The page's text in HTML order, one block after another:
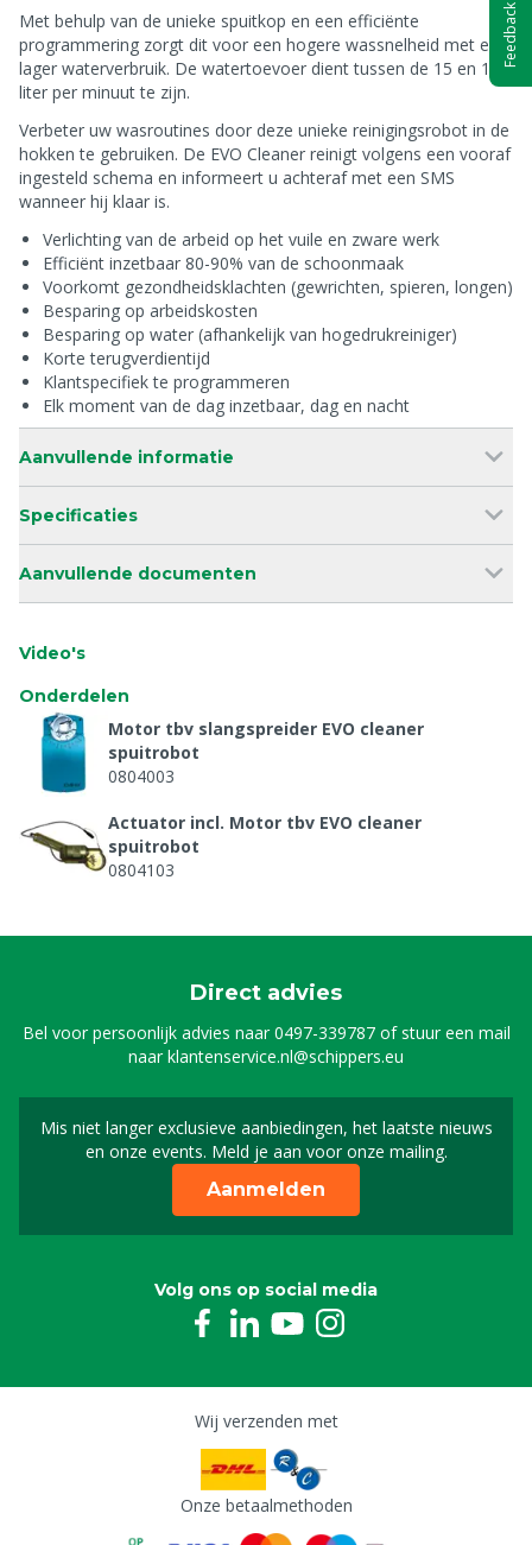
Met behulp van de unieke spuitkop en een efficiënte
programmering zorgt dit voor een hogere wassnelheid met een
lager waterverbruik. De watertoevoer dient tussen de 15 en 18
liter per minuut te zijn.
Verbeter uw wasroutines door deze unieke reinigingsrobot in de
hokken te gebruiken. De EVO Cleaner reinigt volgens een vooraf
ingesteld schema en informeert u achteraf met een SMS
wanneer hij klaar is.
Verlichting van de arbeid op het vuile en zware werk
Efficiënt inzetbaar 80-90% van de schoonmaak
Voorkomt gezondheidsklachten (gewrichten, spieren, longen)
Besparing op arbeidskosten
Besparing op water (afhankelijk van hogedrukreiniger)
Korte terugverdientijd
Klantspecifiek te programmeren
Elk moment van de dag inzetbaar, dag en nacht
Aanvullende informatie
Specificaties
Aanvullende documenten
Video's
Onderdelen
Motor tbv slangspreider EVO cleaner
spuitrobot
0804003
Actuator incl. Motor tbv EVO cleaner
spuitrobot
0804103
spuitrobot
Kabel magnetische schakelaar tbv EVO cleaner
spuitrobot
0804109
Stekker tbv oplader EVO cleaner spuitrobot
0804113
Kettingslot 3/8" tbv EVO cleaner spuitrobot
0804116
spuitrobot
0804120
Plaat buitenboom tbv EVO cleaner spuitrobot
Direct advies
Bel voor persoonlijk advies naar0497-339787of stuur een mail
naarklantenservice.nl@schippers.eu
Mis niet langer exclusieve aanbiedingen, het laatste nieuws
en onze events. Meld je aan voor onze mailing.
Schrijf je in voor onze
Aanmelden
Volg ons op social media
Wij verzenden met
Onze betaalmethoden
Feedback